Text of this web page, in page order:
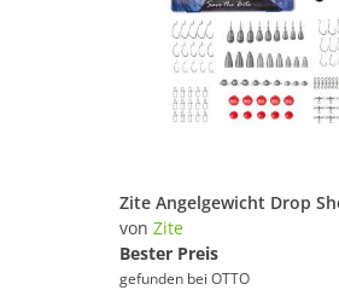
Angelgeräte & Zubehör
Räuchermaterial
von Zite
Bester Preis
gefunden bei OTTO